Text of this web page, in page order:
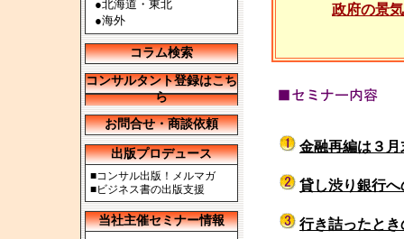
●北海道・東北
●海外
コラム検索
コンサルタント登録はこち
ら
お問合せ・商談依頼
出版プロデュース
■コンサル出版！メルマガ
■ビジネス書の出版支援
当社主催セミナー情報
政府の景
金融再編は３
貸し渋り銀行へ
行き詰ったとき